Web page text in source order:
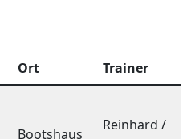
Ort Trainer
Bootshaus
Reinhard /